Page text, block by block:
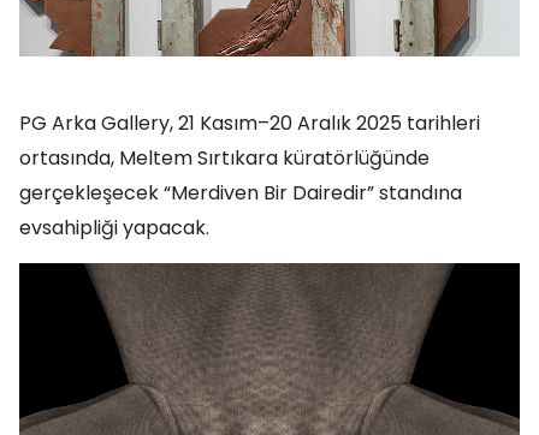
PG Arka Gallery, 21 Kasım–20 Aralık 2025 tarihleri
ortasında, Meltem Sırtıkara küratörlüğünde
gerçekleşecek “Merdiven Bir Dairedir” standına
evsahipliği yapacak.